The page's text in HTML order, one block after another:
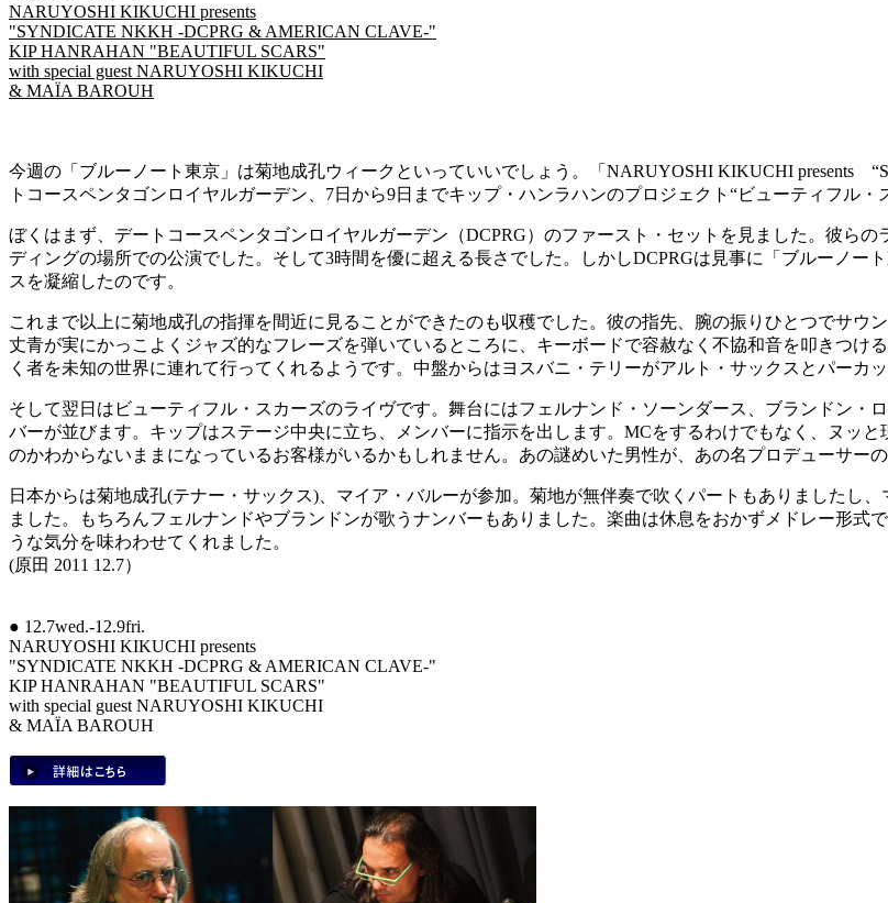
NARUYOSHI KIKUCHI presents
"SYNDICATE NKKH -DCPRG & AMERICAN CLAVE-"
KIP HANRAHAN "BEAUTIFUL SCARS"
with special guest NARUYOSHI KIKUCHI
& MAÏA BAROUH
今週の「ブルーノート東京」は菊地成孔ウィークといっていいでしょう。「NARUYOSHI KIKUCHI presents
トコースペンタゴンロイヤルガーデン、7日から9日までキップ・ハンラハンのプロジェクト“ビューティフル・
ぼくはまず、デートコースペンタゴンロイヤルガーデン（DCPRG）のファースト・セットを見ました。彼ら
ディングの場所での公演でした。そして3時間を優に超える長さでした。しかしDCPRGは見事に「ブルーノー
スを凝縮したのです。
これまで以上に菊地成孔の指揮を間近に見ることができたのも収穫でした。彼の指先、腕の振りひとつでサ
丈青が実にかっこよくジャズ的なフレーズを弾いているところに、キーボードで容赦なく不協和音を叩きつけ
く者を未知の世界に連れて行ってくれるようです。中盤からはヨスバニ・テリーがアルト・サックスとパーカ
そして翌日はビューティフル・スカーズのライヴです。舞台にはフェルナンド・ソーンダース、ブランドン・
バーが並びます。キップはステージ中央に立ち、メンバーに指示を出します。MCをするわけでもなく、ヌッ
のかわからないままになっているお客様がいるかもしれません。あの謎めいた男性が、あの名プロデューサー
日本からは菊地成孔(テナー・サックス)、マイア・バルーが参加。菊地が無伴奏で吹くパートもありましたし
ました。もちろんフェルナンドやブランドンが歌うナンバーもありました。楽曲は休息をおかずメドレー形式
うな気分を味わわせてくれました。
(原田 2011 12.7）
● 12.7wed.-12.9fri.
NARUYOSHI KIKUCHI presents
"SYNDICATE NKKH -DCPRG & AMERICAN CLAVE-"
KIP HANRAHAN "BEAUTIFUL SCARS"
with special guest NARUYOSHI KIKUCHI
& MAÏA BAROUH